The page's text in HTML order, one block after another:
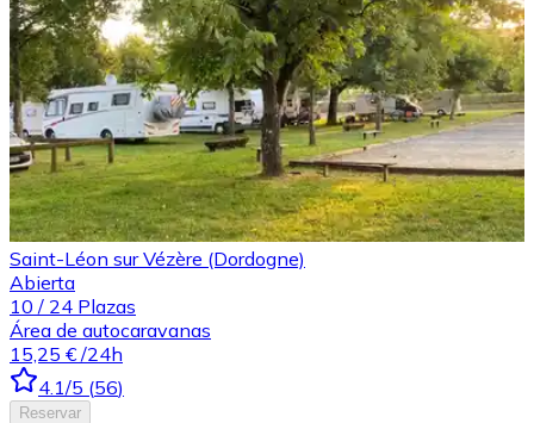
Saint-Léon sur Vézère (Dordogne)
Abierta
10 / 24 Plazas
Área de autocaravanas
15,25 € /24h
4.1/5 (56)
Reservar